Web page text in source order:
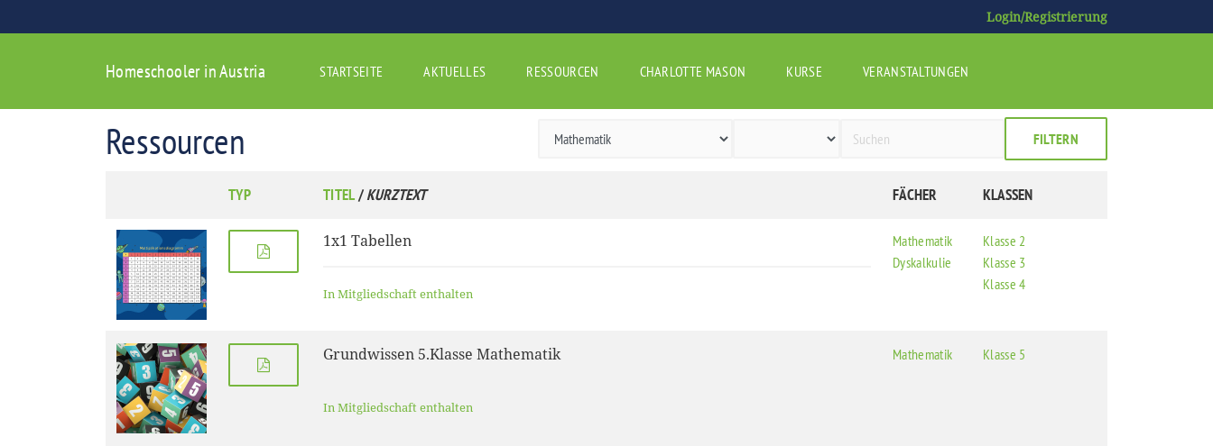
Login/Registrierung
Homeschooler in Austria STARTSEITE AKTUELLES RESSOURCEN CHARLOTTE MASON KURSE VERANSTALTUNGEN
Ressourcen FILTERN
TYP TITEL/KURZTEXT FÄCHER KLASSEN
1x1 Tabellen
In Mitgliedschaft enthalten
Mathematik
Dyskalkulie
Klasse 2
Klasse 3
Klasse 4
Grundwissen 5.Klasse Mathematik
In Mitgliedschaft enthalten
Mathematik Klasse 5